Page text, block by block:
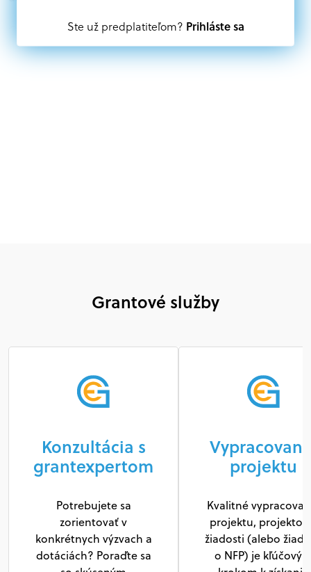
Oprávnení partneri:
Akákoľvek právnická osoba, t. j. verejný alebo súkromný
subjekt, komerčný alebo nekomerčný, ako aj
Ste už predplatiteľom? Prihláste sa
Grantové služby
Konzultácia s
grantexpertom
Potrebujete sa
zorientovať v
konkrétnych výzvach a
dotáciách? Poraďte sa
projektu
Kvalitné
projektu,
žiadosti (alebo
o NFP) je